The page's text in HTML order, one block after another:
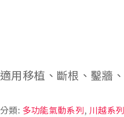
適用移植、斷根、鑿牆
分類: 多功能氣動系列, 川越系列